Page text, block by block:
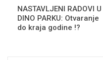
NASTAVLJENI RADOVI U
DINO PARKU: Otvaranje
do kraja godine !?